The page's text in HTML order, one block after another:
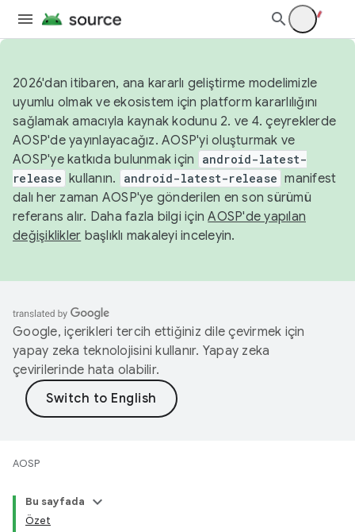
2026'dan itibaren, ana kararlı geliştirme modelimizle
uyumlu olmak ve ekosistem için platform kararlılığını
sağlamak amacıyla kaynak kodunu 2. ve 4. çeyreklerde
AOSP'de yayınlayacağız. AOSP'yi oluşturmak ve
AOSP'ye katkıda bulunmak için
android-latest-
release kullanın. android-latest-release manifest
dalı her zaman AOSP'ye gönderilen en son sürümü
referans alır. Daha fazla bilgi içinAOSP'de yapılan
değişiklikler başlıklı makaleyi inceleyin.
Google, içerikleri tercih ettiğiniz dile çevirmek için
yapay zeka teknolojisini kullanır. Yapay zeka
çevirilerinde hata olabilir.
AOSP
Bu sayfada
Özet